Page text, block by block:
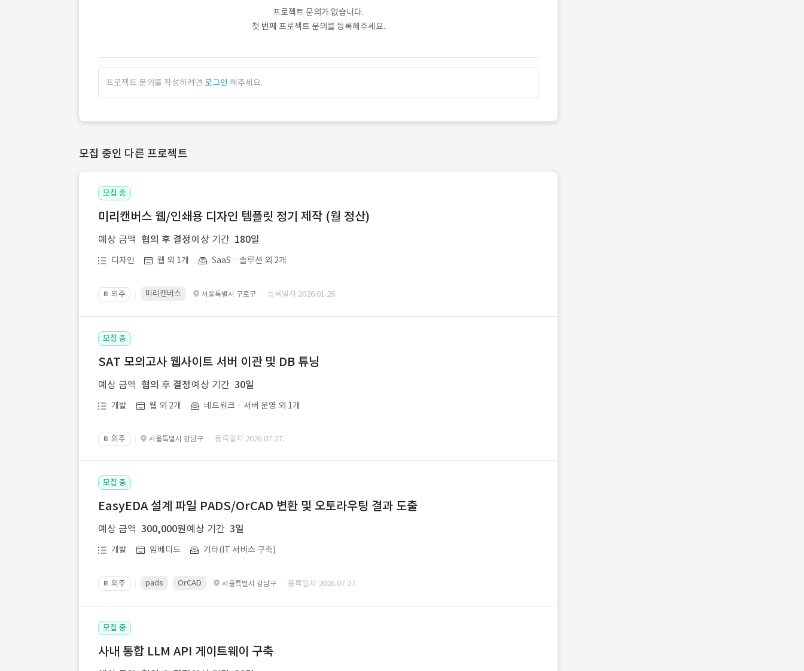
프로젝트 문의가 없습니다.
첫 번째 프로젝트 문의를 등록해주세요.
프로젝트 문의를 작성하려면 로그인 해주세요.
모집 중인 다른 프로젝트
모집 중
미리캔버스 웹/인쇄용 디자인 템플릿 정기 제작 (월 정산)
예상 금액 협의 후 결정 예상 기간 180일
디자인 웹 외 1개 SaaSㆍ솔루션 외 2개
📔 외주 미리캔버스 서울특별시 구로구 · 등록일자 2026.01.26.
모집 중
SAT 모의고사 웹사이트 서버 이관 및 DB 튜닝
예상 금액 협의 후 결정 예상 기간 30일
개발 웹 외 2개 네트워크ㆍ서버 운영 외 1개
📔 외주 서울특별시 강남구 · 등록일자 2026.07.27.
모집 중
EasyEDA 설계 파일 PADS/OrCAD 변환 및 오토라우팅 결과 도출
예상 금액 300,000원 예상 기간 3일
개발 임베디드 기타(IT 서비스 구축)
📔 외주 pads OrCAD 서울특별시 강남구 · 등록일자 2026.07.27.
모집 중
사내 통합 LLM API 게이트웨이 구축